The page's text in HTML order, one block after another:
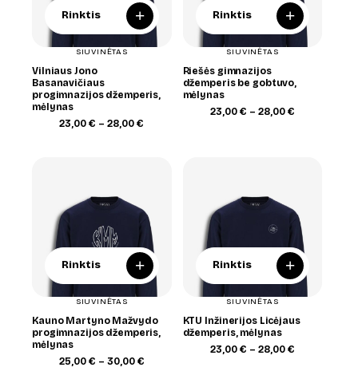
Rinktis +
SIUVINĖTAS
Vilniaus Jono
Basanavičiaus
progimnazijos džemperis,
mėlynas
23,00€ – 28,00€
Rinktis +
SIUVINĖTAS
Riešės gimnazijos
džemperis be gobtuvo,
mėlynas
23,00 € – 28,00 €Price
Rinktis +
SIUVINĖTAS
Kauno Martyno Mažvydo
progimnazijos džemperis,
mėlynas
25,00 € – 30,00 €Price
Rinktis +
SIUVINĖTAS
KTU Inžinerijos Licėjaus
džemperis, mėlynas
23,00 € – 28,00 €Price